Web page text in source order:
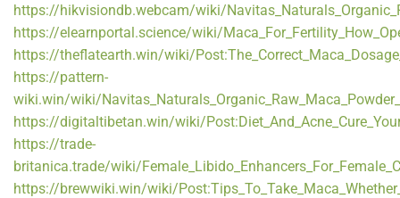
https://hikvisiondb.webcam/wiki/
https://elearnportal.science/wiki/
https://theflatearth.win/wiki/
https://pattern-
wiki.win/wiki/
https://digitaltibetan.win/wiki/
https://trade-
britanica.trade/wiki/
https://brewwiki.win/wiki/